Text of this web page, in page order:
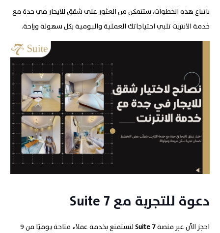
باتباع هذه الخطوات، ستتمكن من العثور على شقق للايجار في جدة مع
خدمة الانترنت تلبي احتياجاتك العملية واليومية بكل سهولة وراحة.
دعوة للتجربة مع Suite7
احجز الآن عبر منصة Suite7
لتستمتع بخدمة عملاء متاحة يوميًا من 9